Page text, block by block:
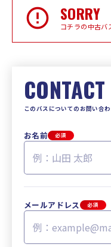
SORRY
コチラの中古バ
このバスについてのお問い合
お名前 必須
メールアドレス 必須